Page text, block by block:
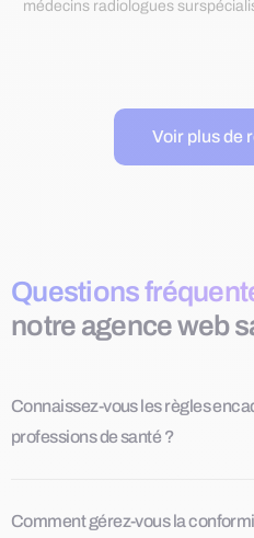
médecins radiologues
Voir plus de
Questions
notre agence web
Connaissez-vous les règles
professions de santé ?
Comment gérez-vous la